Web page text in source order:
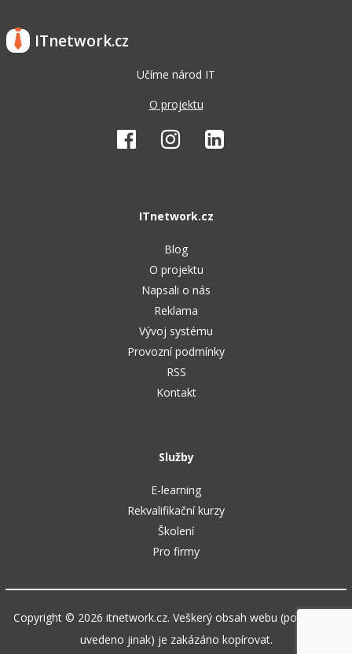
ITnetwork.cz
Učíme národ IT
O projektu
ITnetwork.cz
Blog
O projektu
Napsali o nás
Reklama
Vývoj systému
Provozní podmínky
RSS
Kontakt
Služby
E-learning
Rekvalifikační kurzy
Školení
Pro firmy
Copyright © 2026 itnetwork.cz. Veškerý obsah webu (pokud není
uvedeno jinak) je zakázáno kopírovat.